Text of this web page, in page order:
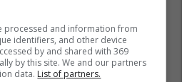
processed and information from
identifiers, and other device
by and shared with 369
by this site. We and our partners
data. List of partners.